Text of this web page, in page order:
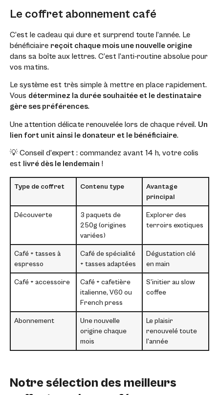
Le coffret abonnement café
C’est le cadeau qui dure et surprend toute l’année. Le
bénéficiaire reçoit chaque mois une nouvelle origine
dans sa boîte aux lettres. C’est l’anti-routine absolue pour
vos matins.
Le système est très simple à mettre en place rapidement.
Vous déterminez la durée souhaitée et le destinataire
gère ses préférences.
Une attention délicate renouvelée lors de chaque réveil. Un
lien fort unit ainsi le donateur et le bénéficiaire.
💡 Conseil d’expert : commandez avant 14 h, votre colis
est livré dès le lendemain !
Type de coffret Contenu type
Avantage
principal
Découverte
3 paquets de
250g (origines
variées)
Explorer des
terroirs exotiques
Café + tasses à
espresso
Café de spécialité
+ tasses adaptées
Dégustation clé
en main
Café + accessoire
Café + cafetière
italienne, V60 ou
French press
S’initier au slow
coffee
Abonnement
Une nouvelle
origine chaque
mois
Le plaisir
renouvelé toute
l’année
Notre sélection des meilleurs